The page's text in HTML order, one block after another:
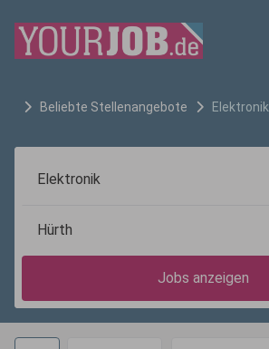
Beliebte Stellenangebote Elektronik
Jobs anzeigen